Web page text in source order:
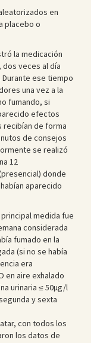
en
placebo o
la medicación
veces al día
ese tiempo
una vez a la
fumando, si
efectos
recibían de forma
de consejos
se realizó
12
donde
aparecido
principal medida fue
considerada
fumado en la
(si no se había
era
en aire exhalado
urinaria ≤ 50µg/l
y sexta
con todos los
los datos de